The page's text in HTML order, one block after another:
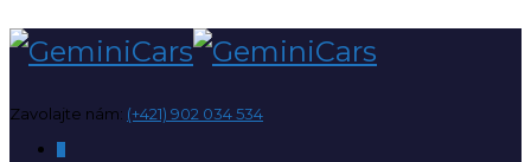
Zavolajte nám: (+421) 902 034 534